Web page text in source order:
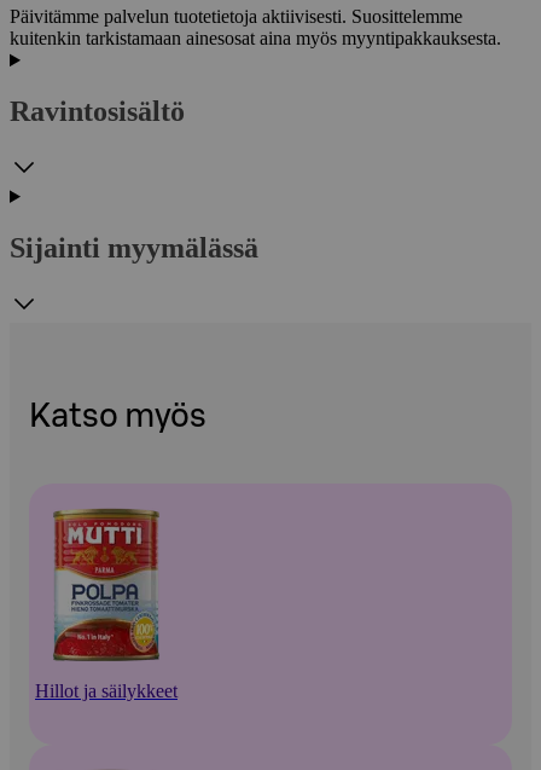
Päivitämme palvelun tuotetietoja aktiivisesti. Suosittelemme
kuitenkin tarkistamaan ainesosat aina myös myyntipakkauksesta.
Ravintosisältö
Sijainti myymälässä
Katso myös
Hillot ja säilykkeet